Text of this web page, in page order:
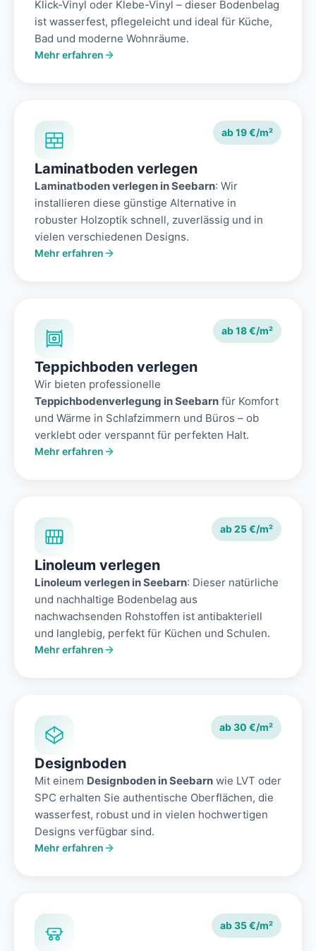
Klick-Vinyl oder Klebe-Vinyl – dieser Bodenbelag
ist wasserfest, pflegeleicht und ideal für Küche,
Bad und moderne Wohnräume.
Mehr erfahren
ab 19 €/m²
Laminatboden verlegen
Laminatboden verlegen in Seebarn: Wir
installieren diese günstige Alternative in
robuster Holzoptik schnell, zuverlässig und in
vielen verschiedenen Designs.
Mehr erfahren
ab 18 €/m²
Teppichboden verlegen
Wir bieten professionelle
Teppichbodenverlegung in Seebarn für Komfort
und Wärme in Schlafzimmern und Büros – ob
verklebt oder verspannt für perfekten Halt.
Mehr erfahren
ab 25 €/m²
Linoleum verlegen
Linoleum verlegen in Seebarn: Dieser natürliche
und nachhaltige Bodenbelag aus
nachwachsenden Rohstoffen ist antibakteriell
und langlebig, perfekt für Küchen und Schulen.
Mehr erfahren
ab 30 €/m²
Designboden
Mit einem Designboden in Seebarn wie LVT oder
SPC erhalten Sie authentische Oberflächen, die
wasserfest, robust und in vielen hochwertigen
Designs verfügbar sind.
Mehr erfahren
ab 35 €/m²